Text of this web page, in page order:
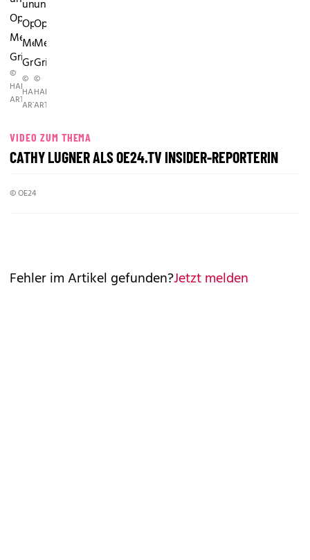
Opernballgast
Melanie
Griffith
©
HARALD
ARTNER
und
Opernballgast
Melanie
Griffith
©
HARALD
ARTNER
und
Opernballgast
Melanie
Griffith
©
HARALD
ARTNER
VIDEO ZUM THEMA
CATHY LUGNER ALS OE24.TV INSIDER-REPORTERIN
© OE24
Fehler im Artikel gefunden?Jetzt melden